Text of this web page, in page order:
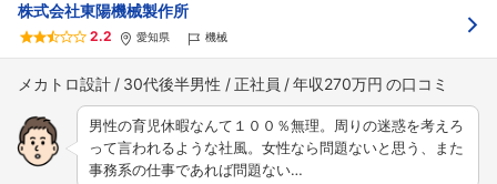
株式会社東陽機械製作所
2.2 愛知県 機械
メカトロ設計 30代後半男性 正社員 年収270万円
男性の育児休暇なんて１００％無理。周りの迷惑を考えろ
って言われるような社風。女性なら問題ないと思う、また
事務系の仕事であれば問題ない…